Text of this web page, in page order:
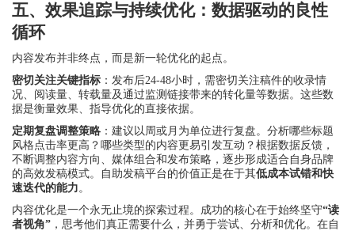
五、效果追踪与持续优化：数据驱动的良性
循环
内容发布并非终点，而是新一轮优化的起点。
密切关注关键指标 ：发布后24-48小时，需密切关注稿件的收录情
况、阅读量、转载量及通过监测链接带来的转化量等数据。这些数
据是衡量效果、指导优化的直接依据。
定期复盘调整策略 ：建议以周或月为单位进行复盘。分析哪些标题
风格点击率更高？哪些类型的内容更易引发互动？根据数据反馈，
不断调整内容方向、媒体组合和发布策略，逐步形成适合自身品牌
的高效发稿模式。自助发稿平台的价值正是在于其低成本试错和快
速迭代的能力。
内容优化是一个永无止境的探索过程。成功的核心在于始终坚守“读
者视角” ，思考他们真正需要什么，并勇于尝试、分析和优化。在自